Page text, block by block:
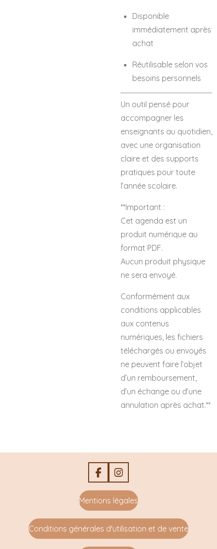
Disponible
immédiatement après
achat
Réutilisable selon vos
besoins personnels
Un outil pensé pour
accompagner les
enseignants au quotidien,
avec une organisation
claire et des supports
pratiques pour toute
l’année scolaire.
**Important :
Cet agenda est un
produit numérique au
format PDF.
Aucun produit physique
ne sera envoyé.
Conformément aux
conditions applicables
aux contenus
numériques, les fichiers
téléchargés ou envoyés
ne peuvent faire l’objet
d’un remboursement,
d’un échange ou d’une
annulation après achat.**
F
a
e
b
o
k
I
n
t
a
r
a
Mentions légales
Conditions générales d'utilisation et de vente